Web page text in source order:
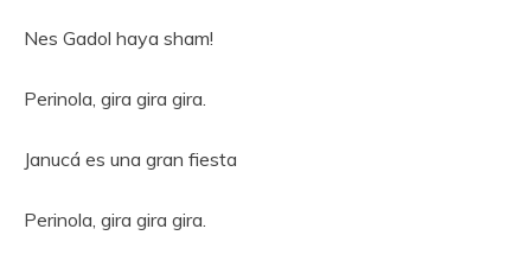
Nes Gadol haya sham!
Perinola, gira gira gira.
Janucá es una gran fiesta
Perinola, gira gira gira.